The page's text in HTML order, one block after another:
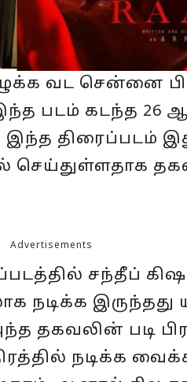
வட சென்னை
படம் கடந்த 26
இந்த திரைப்படம்
செய்துள்ளதாக
Advertisements
சந்தீப்
நடிக்க இருந்தது
தகவலின் படி
நடிக்க